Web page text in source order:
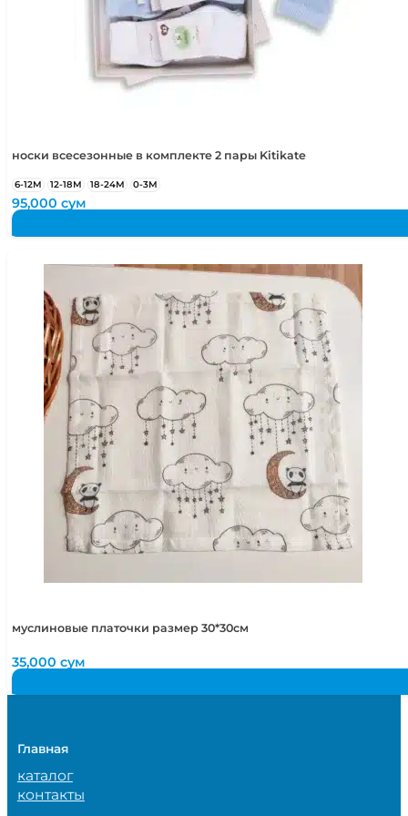
носки всесезонные в комплекте 2 пары Kitikate
6-12М 12-18М 18-24М 0-3М
95,000сум
муслиновые платочки размер 30*30см
35,000сум
Главная
каталог
контакты